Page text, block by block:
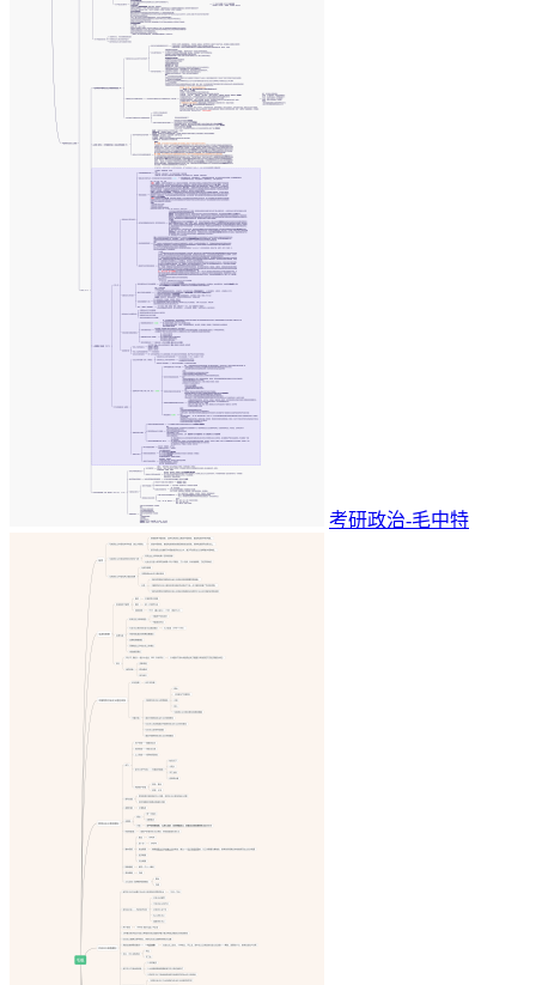
考研政治-毛中特